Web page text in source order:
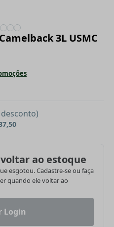
3L USMC
ao estoque
esgotou. Cadastre-se ou faça
quando ele voltar ao
Login